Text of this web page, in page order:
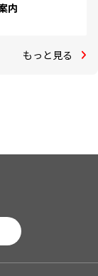
内
もっと見る